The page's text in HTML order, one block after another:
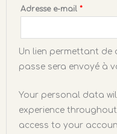
Adresse e-mail *
Un lien permettant de
passe sera envoyé à
Your personal data
experience
access to your